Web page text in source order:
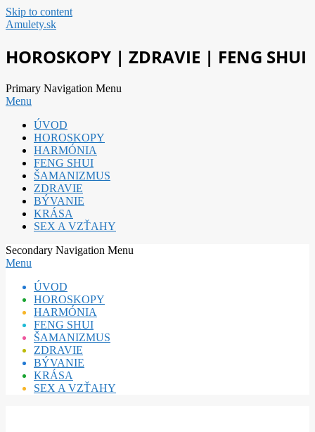
Skip to content
Amulety.sk
HOROSKOPY | ZDRAVIE | FENG SHUI
Primary Navigation Menu
Menu
ÚVOD
HOROSKOPY
HARMÓNIA
FENG SHUI
ŠAMANIZMUS
ZDRAVIE
BÝVANIE
KRÁSA
SEX A VZŤAHY
Secondary Navigation Menu
Menu
ÚVOD
HOROSKOPY
HARMÓNIA
FENG SHUI
ŠAMANIZMUS
ZDRAVIE
BÝVANIE
KRÁSA
SEX A VZŤAHY